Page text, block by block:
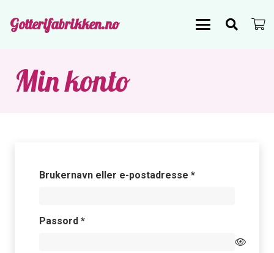
Gotterifabrikken.no
Min konto
Brukernavn eller e-postadresse *Påkrevd
Passord *Påkrevd